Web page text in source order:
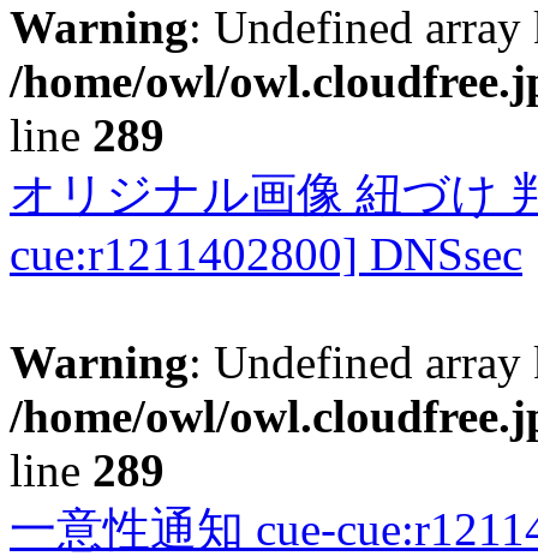
Warning: Undefined
/home/owl/
line 289
オリジナル画像 紐づけ
cue:r1211402800] DNSsec
Warning: Undefined
/home/owl/
line 289
一意性通知 cue-